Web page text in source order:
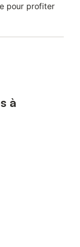
pour profiter
à